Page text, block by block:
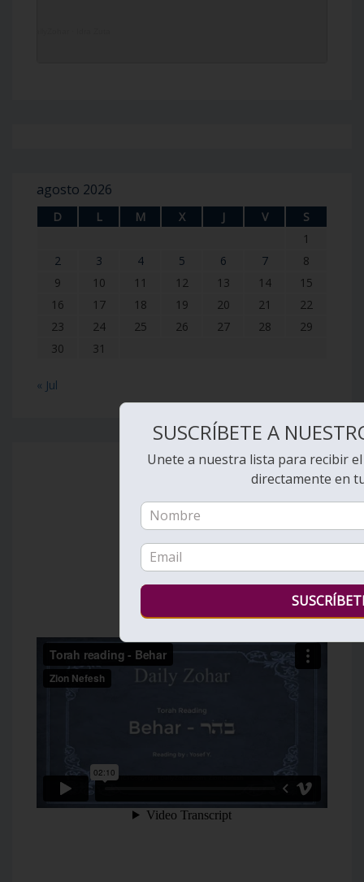
agosto 2026
D L M X J V
S
1
2
3 4 5 6 7
8
9
10 11 12 13 14
15
16
17 18 19 20 21
22
23
24 25 26 27 28
29
30
31
« Jul
SUSCRÍBETE A
Unete a nuestra lista para recibir
directamente en